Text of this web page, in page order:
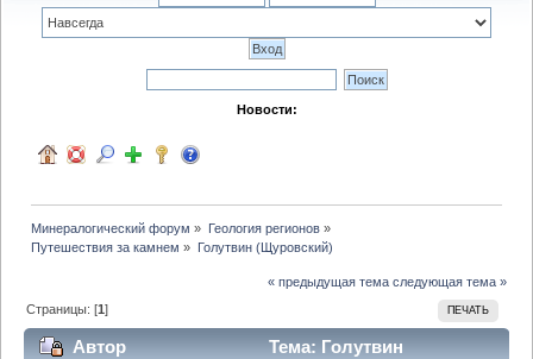
Новости:
Минералогический форум » Геология регионов»
Путешествия за камнем » Голутвин (Щуровский)
« предыдущая тема следующая тема »
ПЕЧАТЬ
Страницы: [1]
Автор
Тема: Голутвин